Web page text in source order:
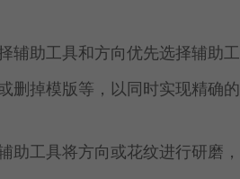
辅助工具和方向优先选择辅助
删掉模版等，以同时实现精确
助工具将方向或花纹进行研磨